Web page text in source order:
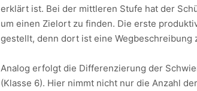
erklärt ist. Bei der mittleren Stufe hat der
um einen Zielort zu finden. Die erste
gestellt, denn dort ist eine Wegbeschreibung
Analog erfolgt die Differenzierung der
(Klasse 6). Hier nimmt nicht nur die Anzahl